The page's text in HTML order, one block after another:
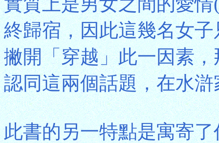
終歸宿，因此這幾名女
撇開「穿越」此一因素
認同這兩個話題，在水
此書的另一特點是寓寄